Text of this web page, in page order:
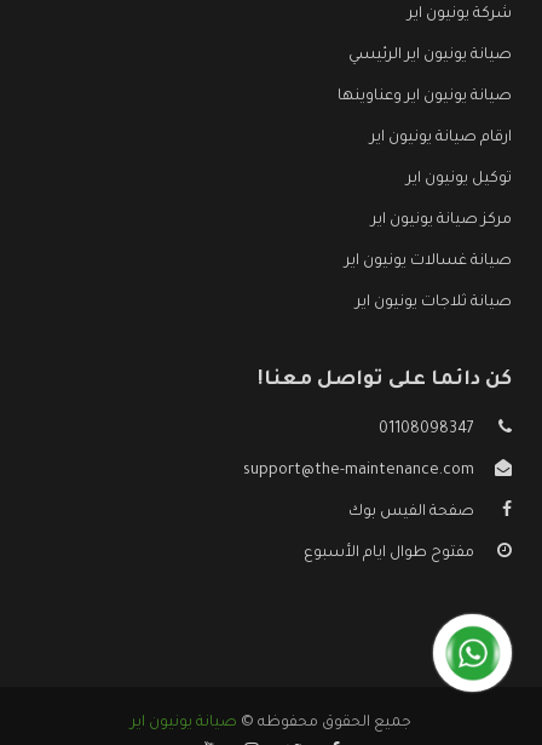
شركة يونيون اير
صيانة يونيون اير الرئيسي
صيانة يونيون اير وعناوينها
ارقام صيانة يونيون اير
توكيل يونيون اير
مركز صيانة يونيون اير
صيانة غسالات يونيون اير
صيانة ثلاجات يونيون اير
كن دائما على تواصل معنا!
01108098347
support@the-maintenance.com
صفحة الفيس بوك
مفتوح طوال ايام الأسبوع
جميع الحقوق محفوظه © صيانة يونيون اير